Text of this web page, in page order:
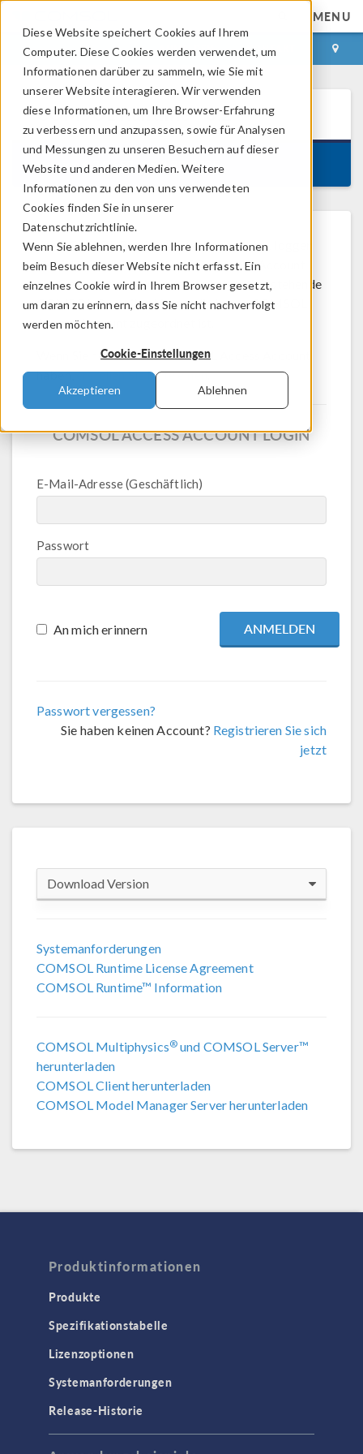
Diese Website speichert Cookies auf Ihrem
Computer. Diese Cookies werden verwendet, um
Informationen darüber zu sammeln, wie Sie mit
unserer Website interagieren. Wir verwenden
diese Informationen, um Ihre Browser-Erfahrung
zu verbessern und anzupassen, sowie für Analysen
und Messungen zu unseren Besuchern auf dieser
Website und anderen Medien. Weitere
Informationen zu den von uns verwendeten
Cookies finden Sie in unserer
Datenschutzrichtlinie.
Wenn Sie ablehnen, werden Ihre Informationen
beim Besuch dieser Website nicht erfasst. Ein
einzelnes Cookie wird in Ihrem Browser gesetzt,
um daran zu erinnern, dass Sie nicht nachverfolgt
werden möchten.
Cookie-Einstellungen
Akzeptieren Ablehnen
MENU
ANMELDEN KONTAKT
COMSOL Runtime™6.2
Version 6.2.0.658, April 29, 2025
Um COMSOL Runtime™ herunterzuladen, loggen
Sie sich bitte in Ihren COMSOL Access Account
ein. Sie benötigen eine unter Subskription stehende
COMSOL Compiler-Lizenz, die Ihrem COMSOL
Access Account zugeordnet ist.
Wenn Sie noch keinen COMSOL Access Account
haben,erstellen Sie bitte einen.
COMSOL ACCESS ACCOUNT LOGIN
E-Mail-Adresse (Geschäftlich)
Passwort
An mich erinnern
Passwort vergessen?
Sie haben keinen Account? Registrieren Sie sich
jetzt
Download Version
COMSOL 6.3
COMSOL 6.2 Update 3(6.2.0.415)
COMSOL 6.2 Update 2(6.2.0.339)
COMSOL 6.2 Update 1
COMSOL 6.2(6.2.0.278)
COMSOL 6.1 Update 1
COMSOL 6.1
COMSOL 6.0(6.0.0.312)
Systemanforderungen
COMSOL Runtime License Agreement
COMSOL Runtime™ Information
COMSOL Multiphysics® und COMSOL Server™
herunterladen
COMSOL Client herunterladen
COMSOL Model Manager Server herunterladen
Produktinformationen
Produkte
Spezifikationstabelle
Lizenzoptionen
Systemanforderungen
Release-Historie